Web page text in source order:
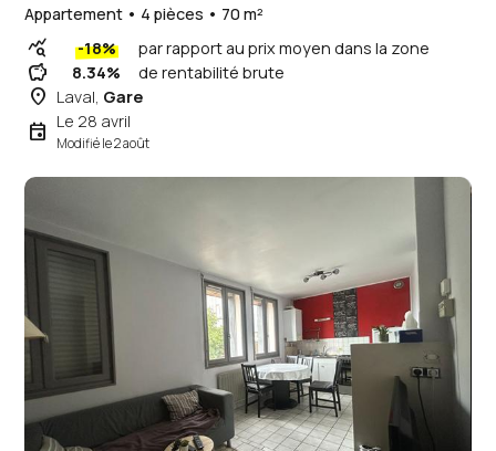
Appartement • 4 pièces • 70 m²
query_stats -18% par rapport au prix moyen dans la zone
savings 8.34% de rentabilité brute
place Laval, Gare
event Le 28 avril
Modifié le 2 août